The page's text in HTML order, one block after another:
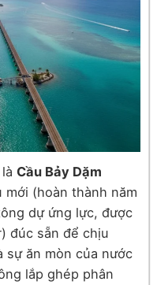
Cầu Bảy Dặm
mới (hoàn thành năm
dự ứng lực, được
đúc sẵn để chịu
sự ăn mòn của nước
lắp ghép phân